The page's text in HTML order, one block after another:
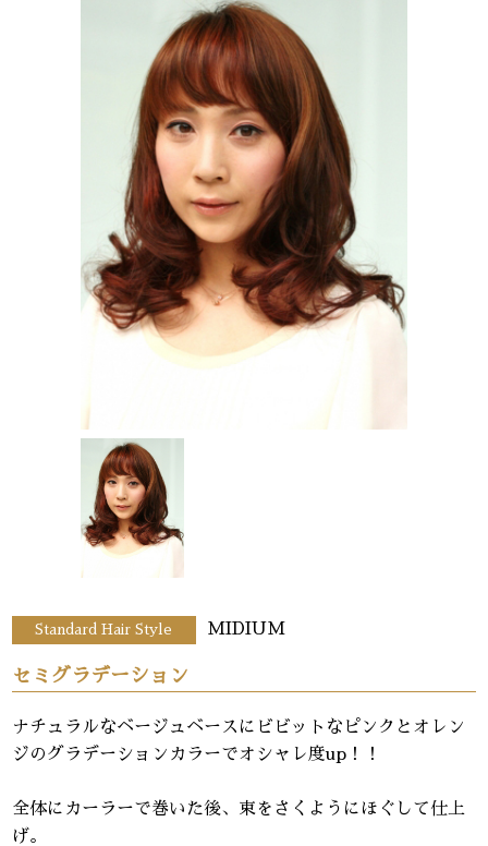
Standard Hair Style MIDIUM
セミグラデーション
ナチュラルなベージュベースにビビットなピンクとオレン
ジのグラデーションカラーでオシャレ度up！！
全体にカーラーで巻いた後、束をさくようにほぐして仕上
げ。